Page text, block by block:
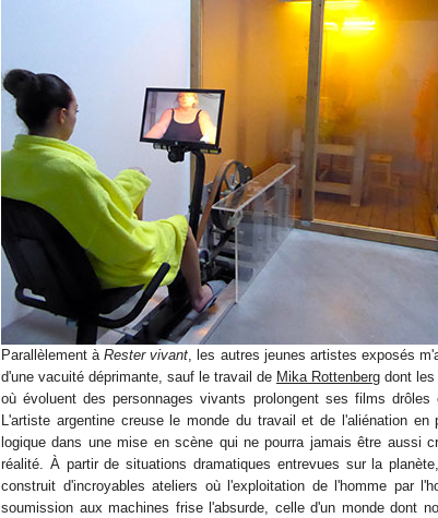
Parallèlement àRester vivant , les autres jeunes artistes exposés
d'une vacuité déprimante, sauf le travail de Mika Rottenberg dont
où évoluent des personnages vivants prolongent ses films drôles
L'artiste argentine creuse le monde du travail et de l'aliénation en
logique dans une mise en scène qui ne pourra jamais être aussi
réalité. À partir de situations dramatiques entrevues sur la
construit d'incroyables ateliers où l'exploitation de l'homme par
soumission aux machines frise l'absurde, celle d'un monde dont